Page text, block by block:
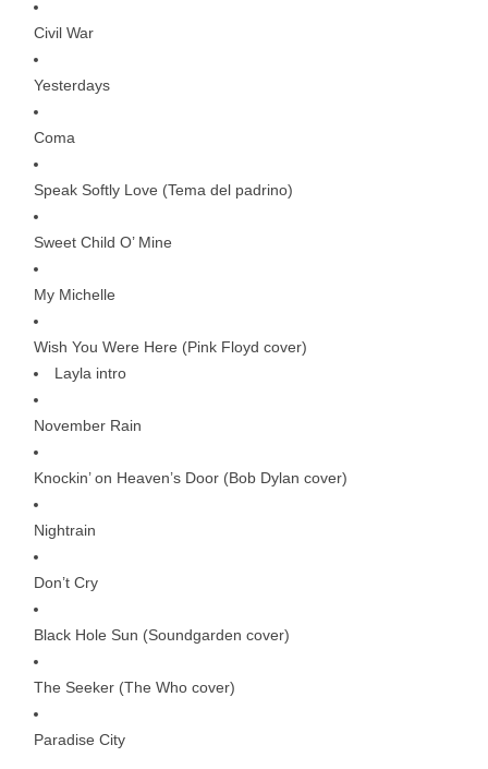
Civil War
Yesterdays
Coma
Speak Softly Love (Tema del padrino)
Sweet Child O’ Mine
My Michelle
Wish You Were Here (Pink Floyd cover)
Layla intro
November Rain
Knockin’ on Heaven’s Door (Bob Dylan cover)
Nightrain
Don’t Cry
Black Hole Sun (Soundgarden cover)
The Seeker (The Who cover)
Paradise City